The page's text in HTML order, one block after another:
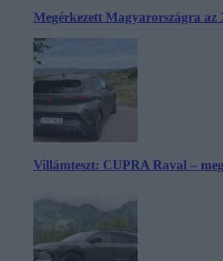
Megérkezett Magyarországra az
Villámteszt: CUPRA Raval –